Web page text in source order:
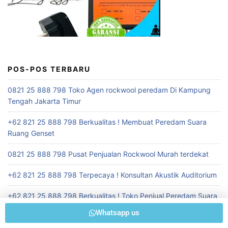
POS-POS TERBARU
0821 25 888 798 Toko Agen rockwool peredam Di Kampung
Tengah Jakarta Timur
+62 821 25 888 798 Berkualitas ! Membuat Peredam Suara
Ruang Genset
0821 25 888 798 Pusat Penjualan Rockwool Murah terdekat
+62 821 25 888 798 Terpecaya ! Konsultan Akustik Auditorium
+62 821 25 888 798 Berkualitas ! Toko Penjual Peredam Suara
Whatsapp us